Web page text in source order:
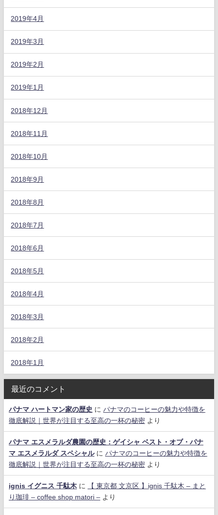
2019年4月
2019年3月
2019年2月
2019年1月
2018年12月
2018年11月
2018年10月
2018年9月
2018年8月
2018年7月
2018年6月
2018年5月
2018年4月
2018年3月
2018年2月
2018年1月
最近のコメント
パナマ ハートマン家の歴史 に パナマのコーヒーの魅力や特徴を
徹底解説｜世界が注目する至高の一杯の秘密 より
パナマ エスメラルダ農園の歴史：ゲイシャ ベスト・オブ・パナ
マ エスメラルダ スペシャルに パナマのコーヒーの魅力や特徴を
徹底解説｜世界が注目する至高の一杯の秘密 より
ignis イグニス 千駄木に
【 東京都 文京区 】ignis 千駄木 – まと
り珈琲 – coffee shop matori – より